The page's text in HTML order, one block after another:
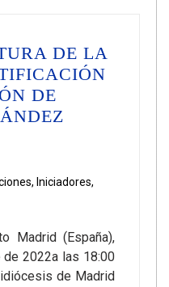
DE LA
DE
, Iniciadores,
Madrid (España),
2022a las 18:00
de Madrid